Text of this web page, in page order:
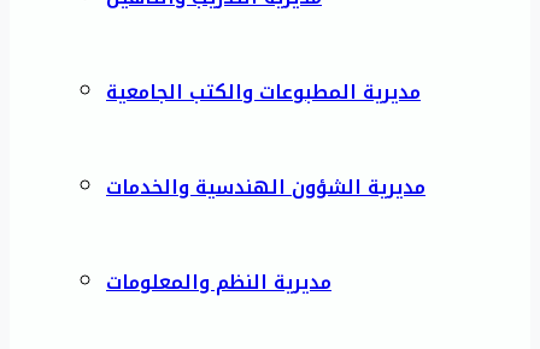
مديرية المطبوعات والكتب الجامعية
مديرية الشؤون الهندسية والخدمات
مديرية النظم والمعلومات